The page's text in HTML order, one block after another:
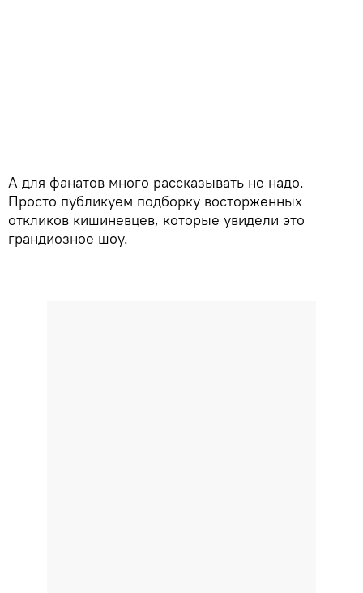
А для фанатов много рассказывать не надо.
Просто публикуем подборку восторженных
откликов кишиневцев, которые увидели это
грандиозное шоу.